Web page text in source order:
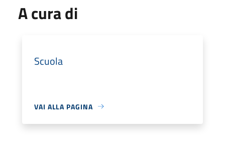
A cura di
Scuola
VAI ALLA PAGINA